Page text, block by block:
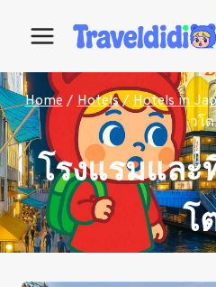
Home / Hotels / Hotels in
วโต
โรงแรมและ
โ